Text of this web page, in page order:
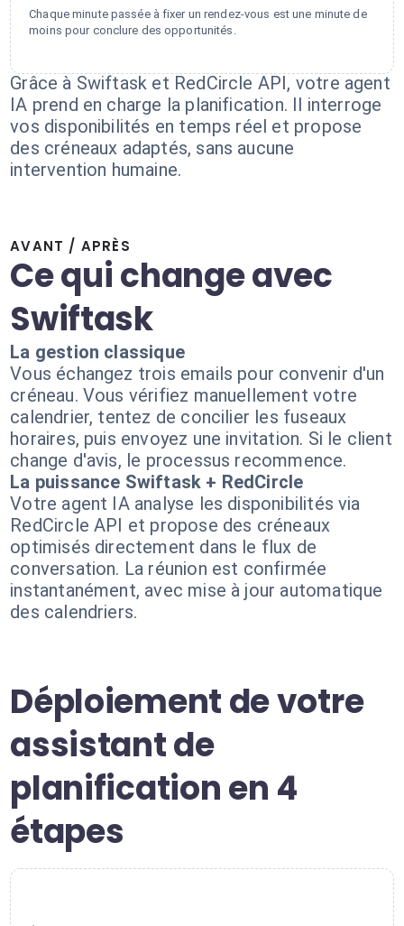
Chaque minute passée à fixer un rendez-vous est une minute de
moins pour conclure des opportunités.
Grâce à Swiftask et RedCircle API, votre agent
IA prend en charge la planification. Il interroge
vos disponibilités en temps réel et propose
des créneaux adaptés, sans aucune
intervention humaine.
AVANT / APRÈS
Ce qui change avec
Swiftask
La gestion classique
Vous échangez trois emails pour convenir d'un
créneau. Vous vérifiez manuellement votre
calendrier, tentez de concilier les fuseaux
horaires, puis envoyez une invitation. Si le client
change d'avis, le processus recommence.
La puissance Swiftask + RedCircle
Votre agent IA analyse les disponibilités via
RedCircle API et propose des créneaux
optimisés directement dans le flux de
conversation. La réunion est confirmée
instantanément, avec mise à jour automatique
des calendriers.
Déploiement de votre
assistant de
planification en 4
étapes